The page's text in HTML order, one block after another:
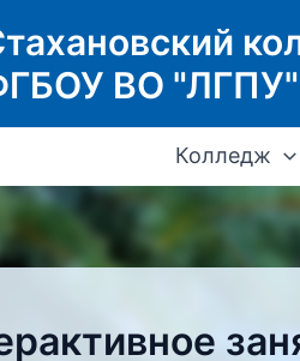
ВО "ЛГПУ"
Колледж